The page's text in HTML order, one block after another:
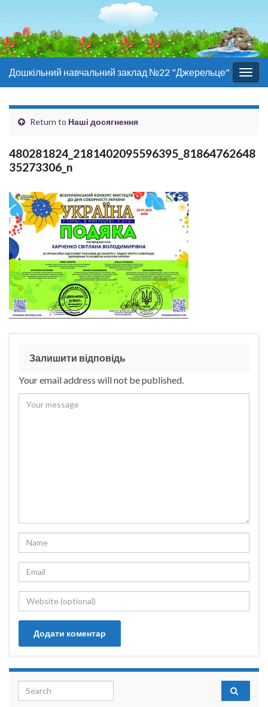
Дошкільний навчальний заклад №22 "Джерельце"
Return to Наші досягнення
480281824_2181402095596395_81864762648
35273306_n
Залишити відповідь
Your email address will not be published.
Search for: